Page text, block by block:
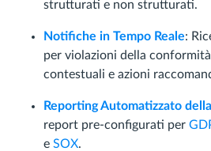
strutturati e non strutturati.
Notifiche in Tempo Reale:
per violazioni della
contestuali e azioni
Reporting Automatizzato
report pre-configurati per
e SOX.